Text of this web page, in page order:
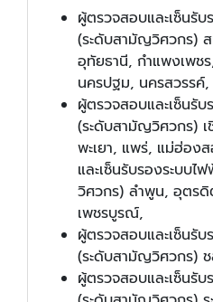
ผู้ตรวจสอบและเซ็นรับ
(ระดับสามัญวิศวกร)
อุทัยธานี, กำแพงเพช
นครปฐม, นครสวรรค์,
ผู้ตรวจสอบและเซ็นรับ
(ระดับสามัญวิศวกร) เ
พะเยา, แพร่, แม่ฮ่อง
และเซ็นรับรองระบบไ
วิศวกร) ลำพูน, อุตร
เพชรบูรณ์,
ผู้ตรวจสอบและเซ็นรับ
(ระดับสามัญวิศวกร)
ผู้ตรวจสอบและเซ็นรับ